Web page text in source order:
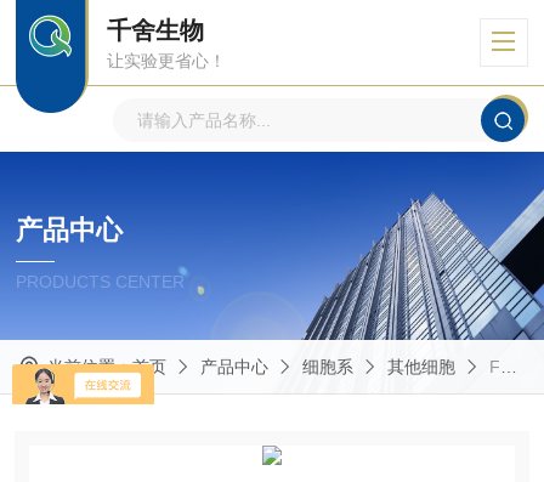
千舍生物
让实验更省心！
产品中心
PRODUCTS CENTER
当前位置：首页 产品中心 细胞系 其他细胞 Fadu人咽鳞癌细胞（​STR）